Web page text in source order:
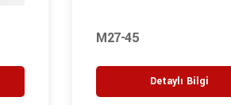
M27-45
Detaylı Bilgi